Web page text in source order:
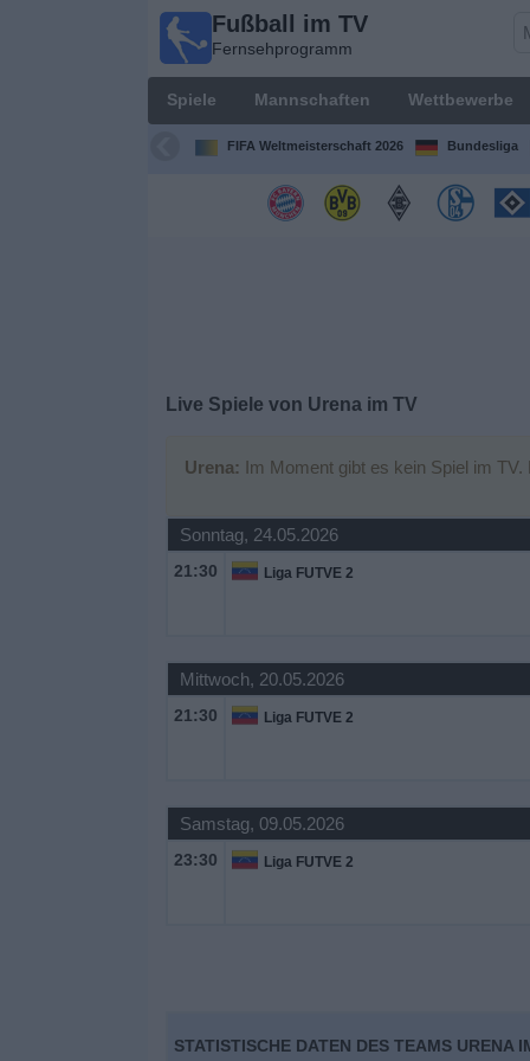
Fußball im TV
Fernsehprogramm
Spiele Mannschaften Wettbewerbe
FIFA Weltmeisterschaft 2026 Bundesliga
Live Spiele von Urena im TV
Urena: Im Moment gibt es kein Spiel im
Sonntag, 24.05.2026
21:30 Liga FUTVE 2
Mittwoch, 20.05.2026
21:30 Liga FUTVE 2
Samstag, 09.05.2026
23:30 Liga FUTVE 2
STATISTISCHE DATEN DES TEAMS URENA
Fußball im
Fernsehprogramm